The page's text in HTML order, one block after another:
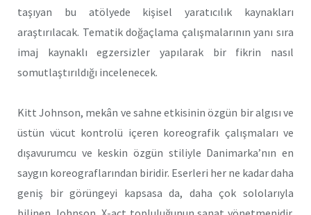
taşıyan bu atölyede kişisel yaratıcılık kaynakları
araştırılacak. Tematik doğaçlama çalışmalarının yanı sıra
imaj kaynaklı egzersizler yapılarak bir fikrin nasıl
somutlaştırıldığı incelenecek.
Kitt Johnson, mekân ve sahne etkisinin özgün bir algısı ve
üstün vücut kontrolü içeren koreografik çalışmaları ve
dışavurumcu ve keskin özgün stiliyle Danimarka’nın en
saygın koreograflarından biridir. Eserleri her ne kadar daha
geniş bir görüngeyi kapsasa da, daha çok sololarıyla